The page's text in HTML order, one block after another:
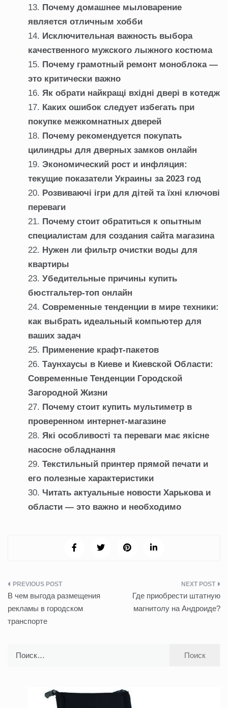
Почему домашнее мыловарение
является отличным хобби
Исключительная важность выбора
качественного мужского лыжного костюма
Почему грамотный ремонт моноблока —
это критически важно
Як обрати найкращі вхідні двері в котедж
Каких ошибок следует избегать при
покупке межкомнатных дверей
Почему рекомендуется покупать
цилиндры для дверных замков онлайн
Экономический рост и инфляция:
текущие показатели Украины за 2023 год
Розвиваючі ігри для дітей та їхні ключові
переваги
Почему стоит обратиться к опытным
специалистам для создания сайта магазина
Нужен ли фильтр очистки воды для
квартиры
Убедительные причины купить
бюстгальтер-топ онлайн
Современные тенденции в мире техники:
как выбрать идеальный компьютер для
ваших задач
Применение крафт-пакетов
Таунхаусы в Киеве и Киевской Области:
Современные Тенденции Городской
Загородной Жизни
Почему стоит купить мультиметр в
проверенном интернет-магазине
Які особливості та переваги має якісне
насосне обладнання
Текстильный принтер прямой печати и
его полезные характеристики
Читать актуальные новости Харькова и
области — это важно и необходимо
Навигация
по
записям
В чем выгода размещения
рекламы в городском
транспорте
Где приобрести штатную
магнитолу на Андроиде?